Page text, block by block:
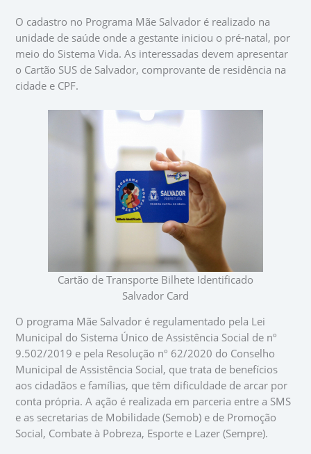
O cadastro no Programa Mãe Salvador é realizado na
unidade de saúde onde a gestante iniciou o pré-natal, por
meio do Sistema Vida. As interessadas devem apresentar
o Cartão SUS de Salvador, comprovante de residência na
cidade e CPF.
Cartão de Transporte Bilhete Identificado
Salvador Card
O programa Mãe Salvador é regulamentado pela Lei
Municipal do Sistema Único de Assistência Social de nº
9.502/2019 e pela Resolução nº 62/2020 do Conselho
Municipal de Assistência Social, que trata de benefícios
aos cidadãos e famílias, que têm dificuldade de arcar por
conta própria. A ação é realizada em parceria entre a SMS
e as secretarias de Mobilidade (Semob) e de Promoção
Social, Combate à Pobreza, Esporte e Lazer (Sempre).